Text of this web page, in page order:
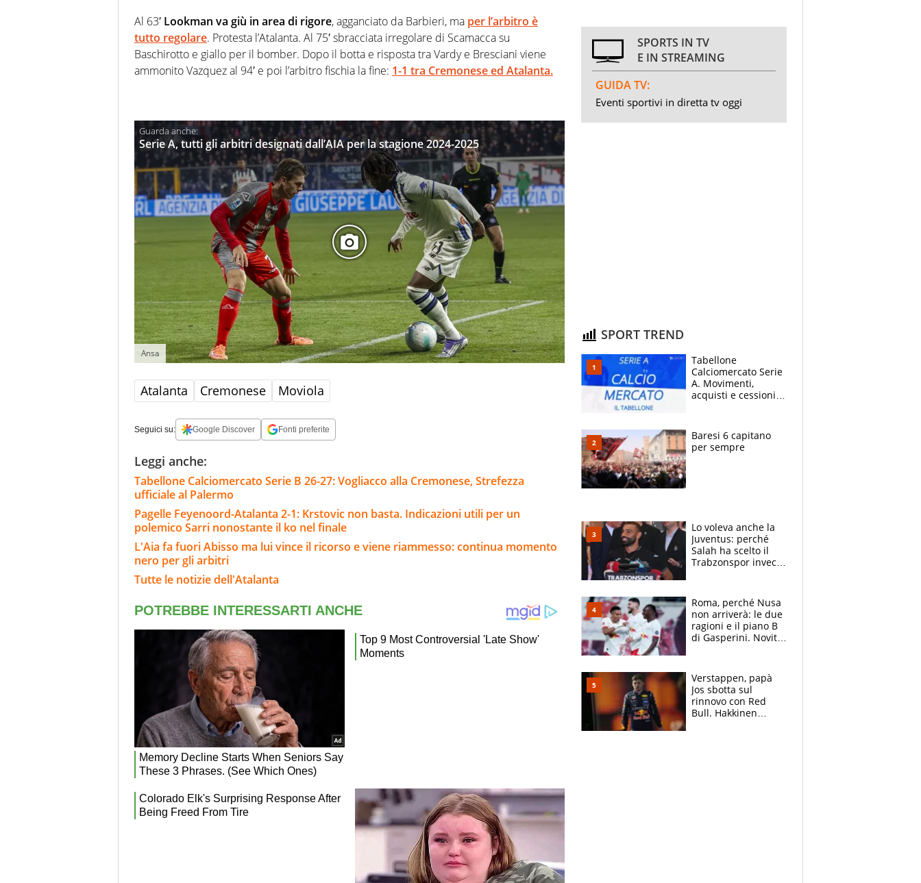
Al 63′ Lookman va giù in area di rigore, agganciato da Barbieri, ma per l’arbitro è
tutto regolare. Protesta l’Atalanta. Al 75′ sbracciata irregolare di Scamacca su
Baschirotto e giallo per il bomber. Dopo il botta e risposta tra Vardy e Bresciani viene
ammonito Vazquez al 94′ e poi l’arbitro fischia la fine: 1-1 tra Cremonese ed Atalanta.
Serie A, tutti gli arbitri designati dall’AIA per la stagione 2024-2025
Ansa
Atalanta Cremonese Moviola
Seguici su: Google Discover Fonti preferite
Leggi anche:
Tabellone Calciomercato Serie B 26-27: Vogliacco alla Cremonese, Strefezza
ufficiale al Palermo
Pagelle Feyenoord-Atalanta 2-1: Krstovic non basta. Indicazioni utili per un
polemico Sarri nonostante il ko nel finale
L'Aia fa fuori Abisso ma lui vince il ricorso e viene riammesso: continua momento
nero per gli arbitri
Tutte le notizie dell'Atalanta
SPORTS IN TV
E IN STREAMING
GUIDA TV:
Eventi sportivi in diretta tv oggi
SPORT TREND
Tabellone
Calciomercato Serie
A. Movimenti,
acquisti e cessioni:
Baresi 6 capitano
per sempre
Lo voleva anche la
Juventus: perché
Salah ha scelto il
Trabzonspor invece
Roma, perché Nusa
non arriverà: le due
ragioni e il piano B
di Gasperini. Novità
Verstappen, papà
Jos sbotta sul
rinnovo con Red
Bull. Hakkinen